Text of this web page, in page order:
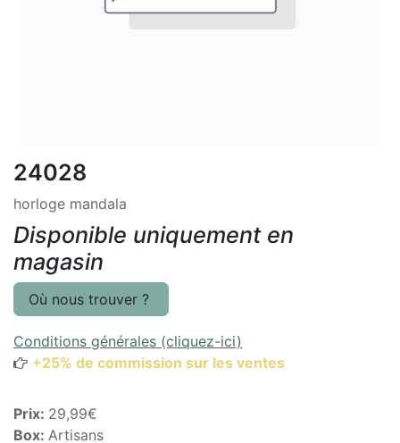
24028
horloge mandala
Disponible uniquement en
magasin
Où nous trouver ?
Conditions générales (cliquez-ici)
+25% de commission sur les ventes
Prix: 29,99€
Box: Artisans